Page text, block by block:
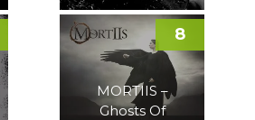
MORTIIS –
Ghosts Of
8